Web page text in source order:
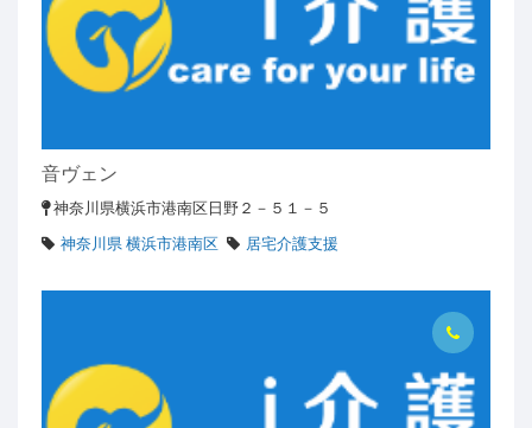
音ヴェン
神奈川県横浜市港南区日野２－５１－５
神奈川県 横浜市港南区
居宅介護支援